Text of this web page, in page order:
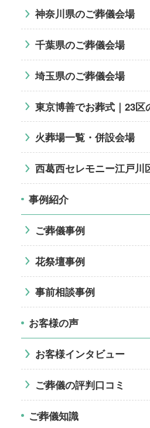
神奈川県のご葬儀会場
千葉県のご葬儀会場
埼玉県のご葬儀会場
東京博善でお葬式｜23区
火葬場一覧・併設会場
西葛西セレモニー江戸川
事例紹介
ご葬儀事例
花祭壇事例
事前相談事例
お客様の声
お客様インタビュー
ご葬儀の評判口コミ
ご葬儀知識